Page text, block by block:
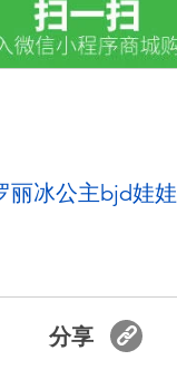
产品
及造型系列
丽冰公主bjd娃娃
分享